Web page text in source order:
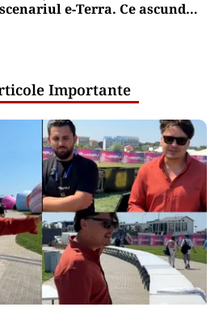
e‑Terra. Ce ascund
Importante